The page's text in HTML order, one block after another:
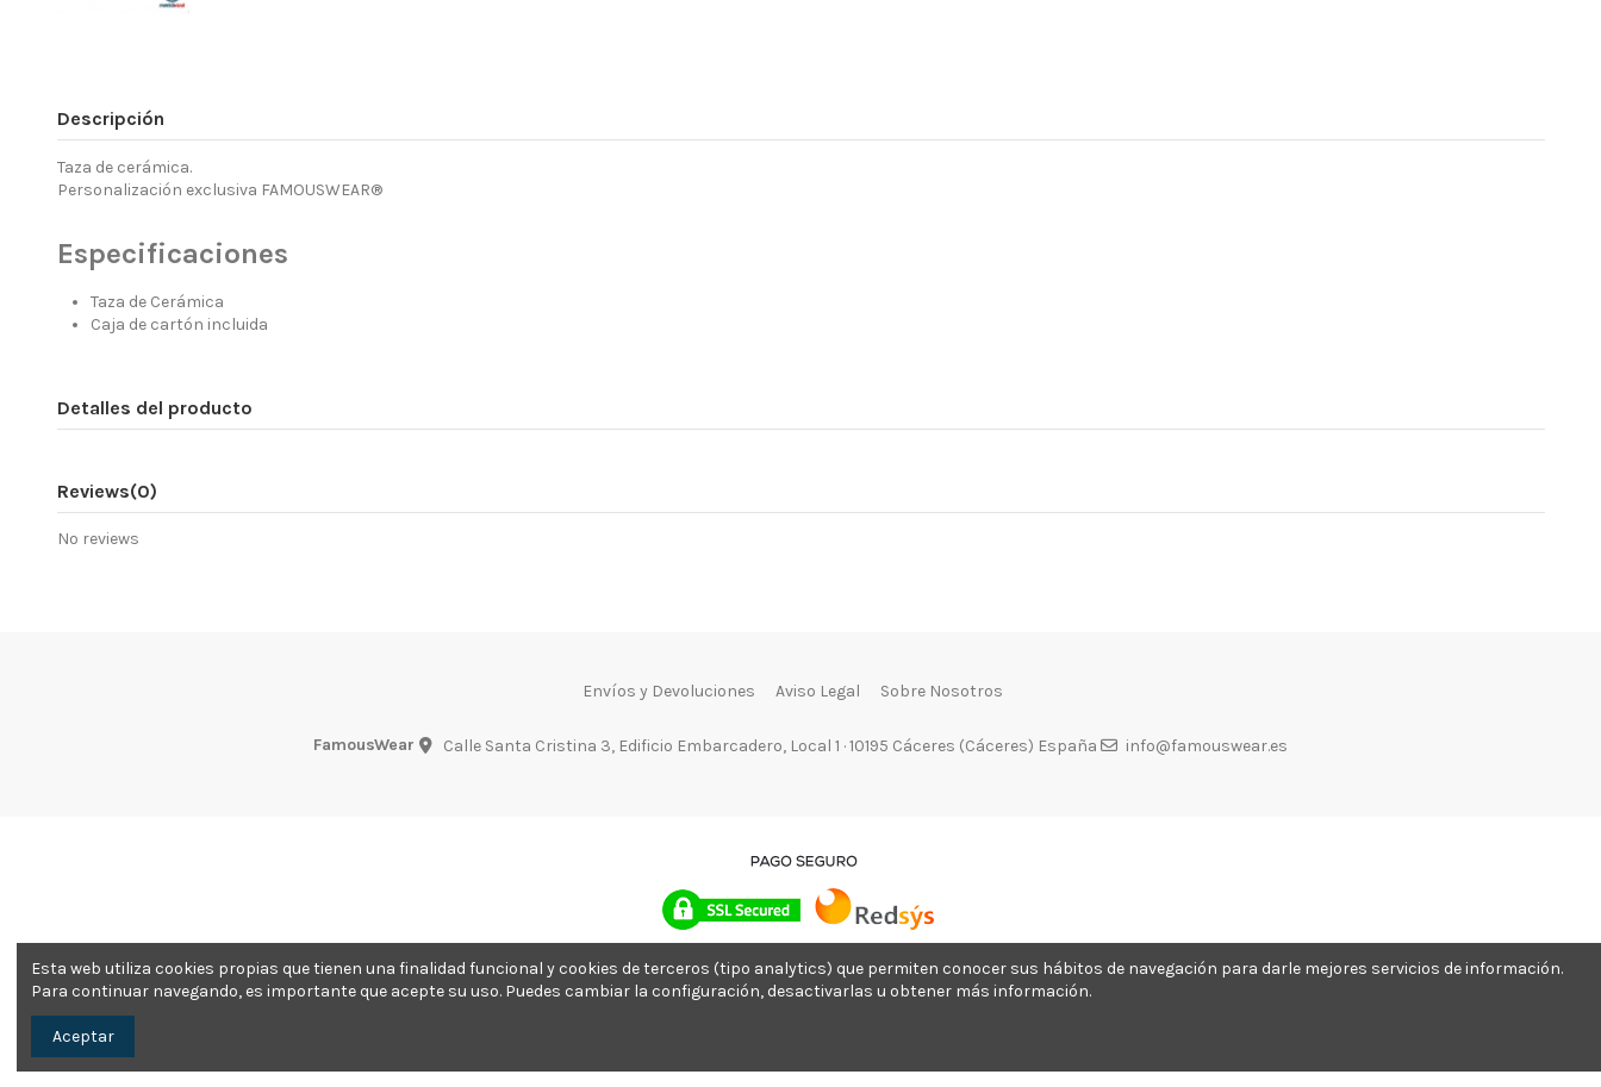
Descripción
Taza de cerámica.
Personalización exclusiva FAMOUSWEAR®
Especificaciones
Taza de Cerámica
Caja de cartón incluida
Detalles del producto
Reviews(0)
No reviews
Envíos y Devoluciones Aviso Legal Sobre Nosotros
FamousWear Calle Santa Cristina 3, Edificio Embarcadero, Local 1 · 10195 Cáceres (Cáceres) España info@famouswear.es
Esta web utiliza cookies propias que tienen una finalidad funcional y cookies de terceros (tipo analytics) que permiten conocer sus hábitos de navegación para darle mejores servicios de información.
Para continuar navegando, es importante que acepte su uso. Puedes cambiar la configuración, desactivarlas u obtener más información.
Aceptar